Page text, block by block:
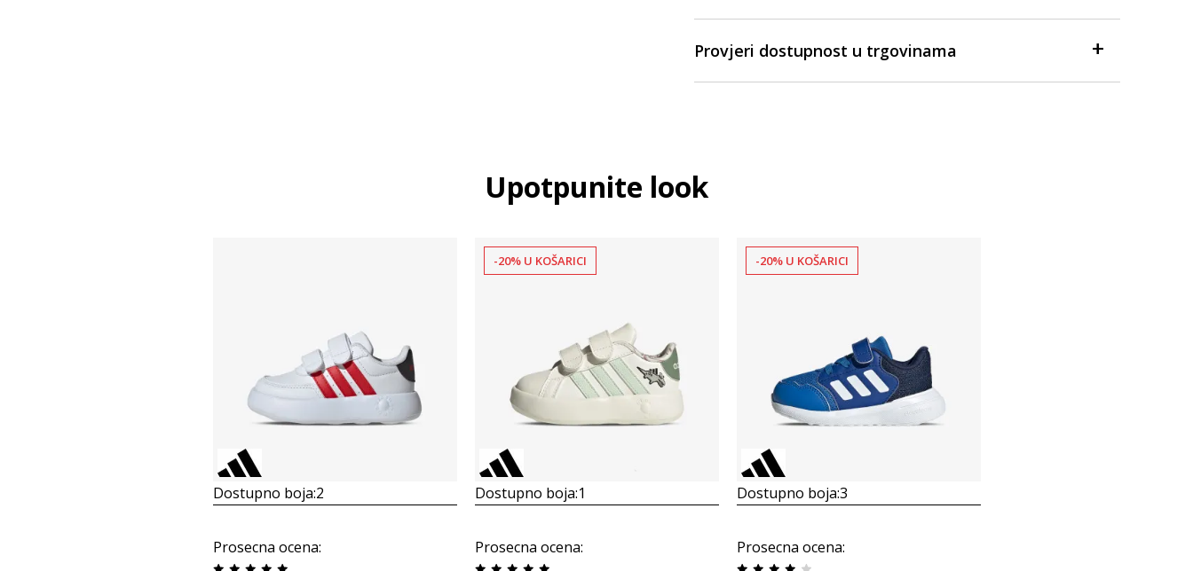
Provjeri dostupnost u trgovinama
Upotpunite look
Dostupno boja:2
Prosecna ocena:
-20% U KOŠARICI
Dostupno boja:1
Prosecna ocena:
-20% U KOŠARICI
Dostupno boja:3
Prosecna ocena: